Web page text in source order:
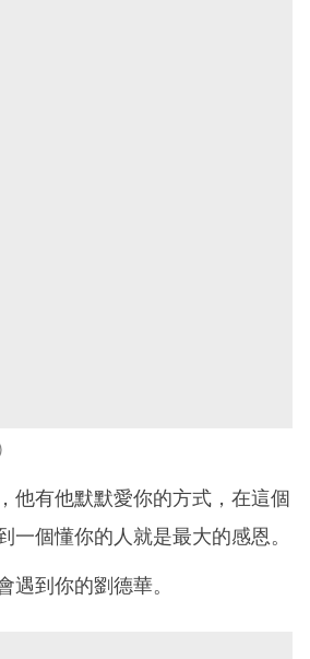
他有他默默愛你的方式，在這個
一個懂你的人就是最大的感恩。
遇到你的劉德華。